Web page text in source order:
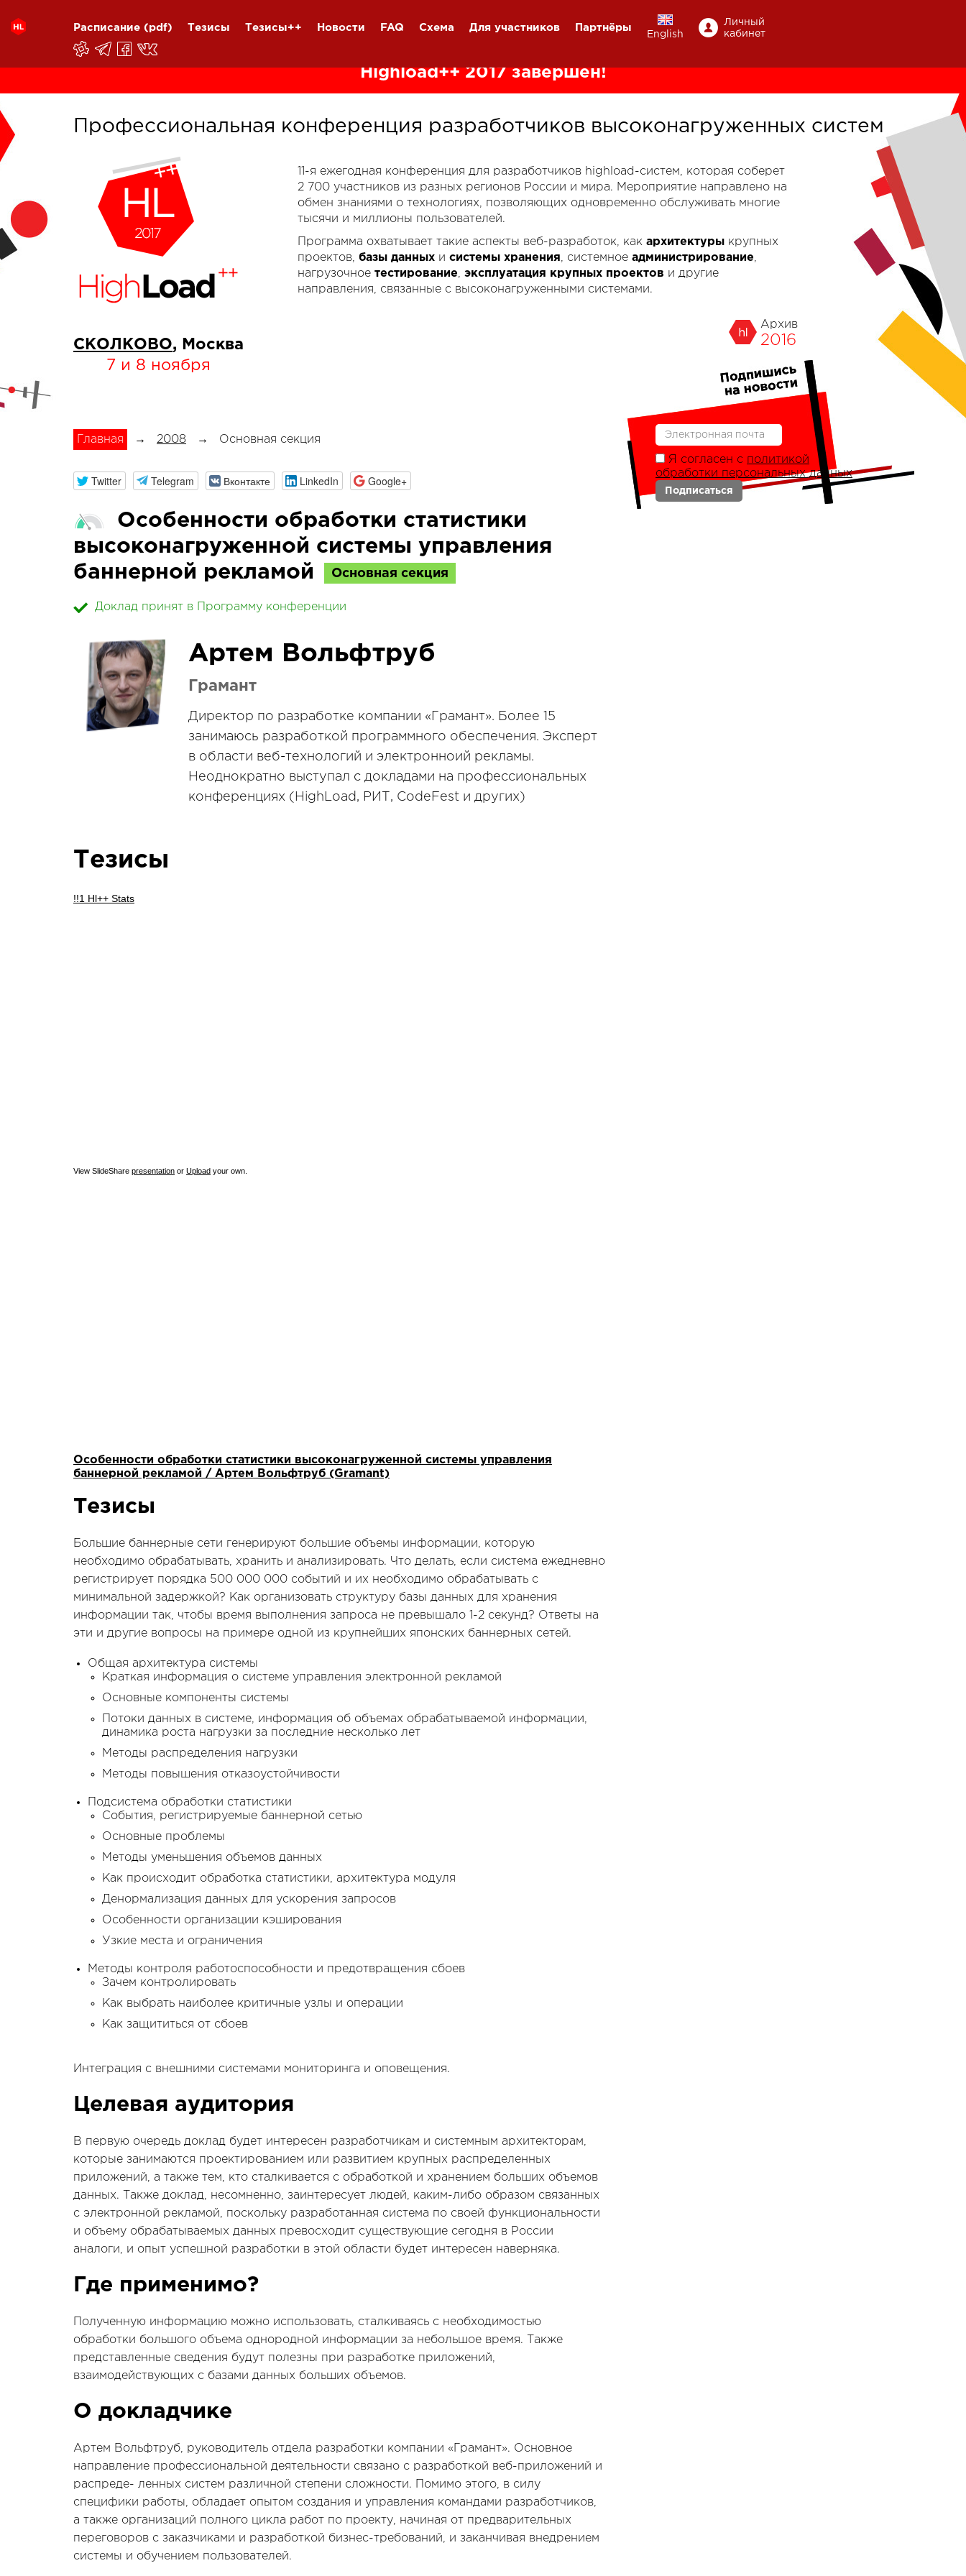
Расписание (pdf) Тезисы Тезисы++ Новости FAQ Схема Для участников Партнёры
English
Личный
кабинет
Highload++ 2017 завершён!
Профессиональная конференция разработчиков высоконагруженных систем
СКОЛКОВО, Москва
7 и 8 ноября
11-я ежегодная конференция для разработчиков highload-систем, которая соберет
2 700 участников из разных регионов России и мира. Мероприятие направлено на
обмен знаниями о технологиях, позволяющих одновременно обслуживать многие
тысячи и миллионы пользователей.
Программа охватывает такие аспекты веб-разработок, как архитектуры крупных
проектов, базы данных и системы хранения, системное администрирование,
нагрузочное тестирование, эксплуатация крупных проектов и другие
направления, связанные с высоконагруженными системами.
Архив
2016
Главная → 2008 → Основная секция
Twitter Telegram Вконтакте LinkedIn Google+
Особенности обработки статистики
высоконагруженной системы управления
баннерной рекламой
Основная секция
Доклад принят в Программу конференции
Артем Вольфтруб
Грамант
Директор по разработке компании «Грамант». Более 15
занимаюсь разработкой программного обеспечения. Эксперт
в области веб-технологий и электронноий рекламы.
Неоднократно выступал с докладами на профессиональных
конференциях (HighLoad, РИТ, CodeFest и других)
Тезисы
!!1 Hl++ Stats
View SlideShare presentation or Upload your own.
Особенности обработки статистики высоконагруженной системы управления
баннерной рекламой / Артем Вольфтруб (Gramant)
Тезисы
Большие баннерные сети генерируют большие объемы информации, которую
необходимо обрабатывать, хранить и анализировать. Что делать, если система ежедневно
регистрирует порядка 500 000 000 событий и их необходимо обрабатывать с
минимальной задержкой? Как организовать структуру базы данных для хранения
информации так, чтобы время выполнения запроса не превышало 1-2 секунд? Ответы на
эти и другие вопросы на примере одной из крупнейших японских баннерных сетей.
Общая архитектура системы
Краткая информация о системе управления электронной рекламой
Основные компоненты системы
Потоки данных в системе, информация об объемах обрабатываемой информации,
динамика роста нагрузки за последние несколько лет
Методы распределения нагрузки
Методы повышения отказоустойчивости
Подсистема обработки статистики
События, регистрируемые баннерной сетью
Основные проблемы
Методы уменьшения объемов данных
Как происходит обработка статистики, архитектура модуля
Денормализация данных для ускорения запросов
Особенности организации кэширования
Узкие места и ограничения
Методы контроля работоспособности и предотвращения сбоев
Зачем контролировать
Как выбрать наиболее критичные узлы и операции
Как защититься от сбоев
Интеграция с внешними системами мониторинга и оповещения.
Целевая аудитория
В первую очередь доклад будет интересен разработчикам и системным архитекторам,
которые занимаются проектированием или развитием крупных распределенных
приложений, а также тем, кто сталкивается с обработкой и хранением больших объемов
данных. Также доклад, несомненно, заинтересует людей, каким-либо образом связанных
с электронной рекламой, поскольку разработанная система по своей функциональности
и объему обрабатываемых данных превосходит существующие сегодня в России
аналоги, и опыт успешной разработки в этой области будет интересен наверняка.
Где применимо?
Полученную информацию можно использовать, сталкиваясь с необходимостью
обработки большого объема однородной информации за небольшое время. Также
представленные сведения будут полезны при разработке приложений,
взаимодействующих с базами данных больших объемов.
О докладчике
Артем Вольфтруб, руководитель отдела разработки компании «Грамант». Основное
направление профессиональной деятельности связано с разработкой веб-приложений и
распреде- ленных систем различной степени сложности. Помимо этого, в силу
специфики работы, обладает опытом создания и управления командами разработчиков,
а также организаций полного цикла работ по проекту, начиная от предварительных
переговоров с заказчиками и разработкой бизнес-требований, и заканчивая внедрением
системы и обучением пользователей.
Я согласен с политикой
обработки персональных данных